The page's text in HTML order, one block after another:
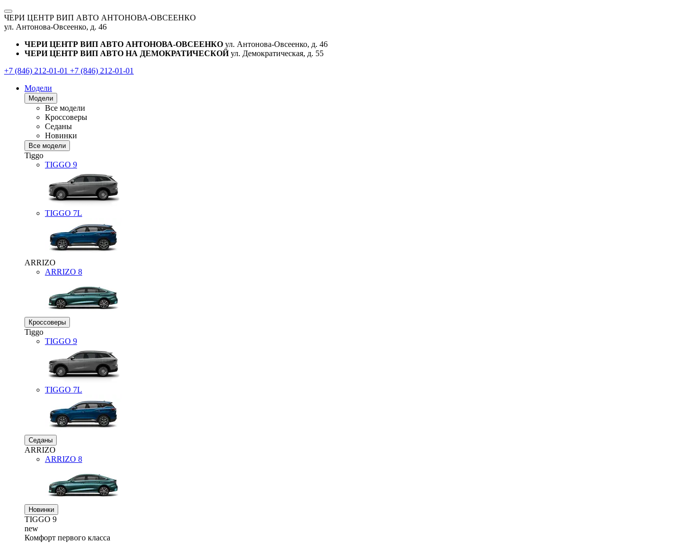
ЧЕРИ ЦЕНТР ВИП АВТО АНТОНОВА-ОВСЕЕНКО
ул. Антонова-Овсеенко, д. 46
ЧЕРИ ЦЕНТР ВИП АВТО АНТОНОВА-ОВСЕЕНКО ул. Антонова-Овсеенко, д. 46
ЧЕРИ ЦЕНТР ВИП АВТО НА ДЕМОКРАТИЧЕСКОЙ ул. Демократическая, д. 55
+7 (846) 212-01-01 +7 (846) 212-01-01
Модели
Модели
Все модели
Кроссоверы
Седаны
Новинки
Все модели
Tiggo
TIGGO 9
TIGGO 7L
ARRIZO
ARRIZO 8
Кроссоверы
Tiggo
TIGGO 9
TIGGO 7L
Седаны
ARRIZO
ARRIZO 8
Новинки
TIGGO 9
new
Комфорт первого класса